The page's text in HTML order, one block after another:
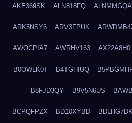
AKE369SK ALN818FQ ALNMMGQA
ARK5NSY6 ARV3FPUK
AWOCPIA7 AWRHV163 AX22A8H0
B0OWLK0T B4TGHIUQ
B8FJD3QY B9V5N6US
BCPQFPZX BD10XYBD BDLHG7DK